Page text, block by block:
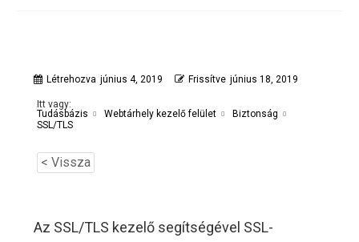
Létrehozva június 4, 2019 Frissítve június 18, 2019
Itt vagy:
Tudásbázis
Webtárhely kezelő felület
Biztonság
SSL/TLS
< Vissza
Az SSL/TLS kezelő segítségével SSL-